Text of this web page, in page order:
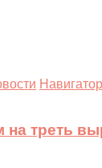
Навигатор
на треть